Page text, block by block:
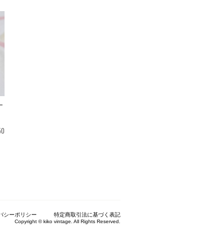
シーポリシー 特定商取引法に基づく表記
Copyright © kiko vintage. All Rights Reserved.